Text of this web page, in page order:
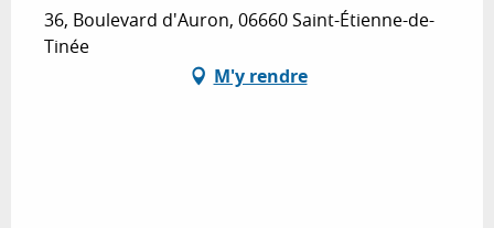
36, Boulevard d'Auron, 06660 Saint-Étienne-de-
Tinée
M'y rendre